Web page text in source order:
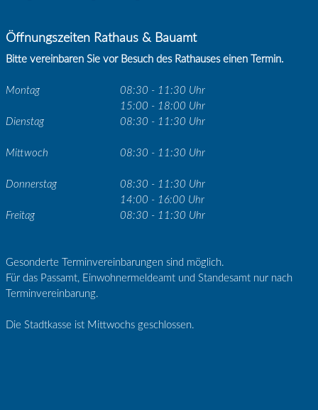
Öffnungszeiten Rathaus & Bauamt
Bitte vereinbaren Sie vor Besuch des Rathauses einen Termin.
Montag
08:30 - 11:30 Uhr
15:00 - 18:00 Uhr
Dienstag
08:30 - 11:30 Uhr
Mittwoch 08:30 - 11:30 Uhr
Donnerstag
08:30 - 11:30 Uhr
14:00 - 16:00 Uhr
Freitag
08:30 - 11:30 Uhr
Gesonderte Terminvereinbarungen sind möglich.
Für das Passamt, Einwohnermeldeamt und Standesamt nur nach
Terminvereinbarung.
Die Stadtkasse ist Mittwochs geschlossen.